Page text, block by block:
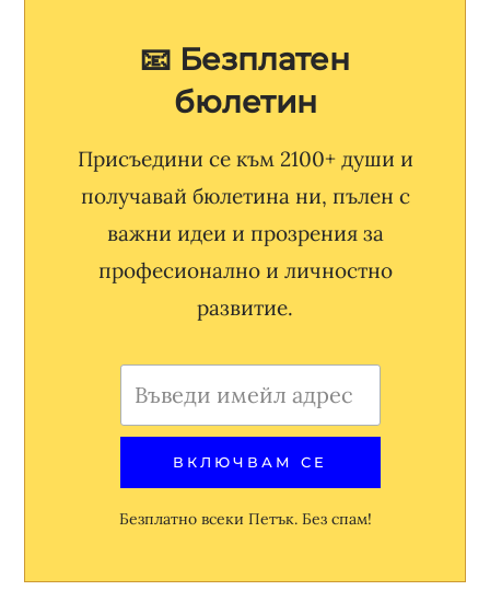
📧 Безплатен
бюлетин
Присъедини се към 2100+ души и
получавай бюлетина ни, пълен с
важни идеи и прозрения за
професионално и личностно
развитие.
Безплатно всеки Петък. Без спам!